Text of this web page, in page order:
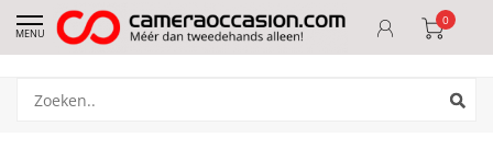
MENU
0